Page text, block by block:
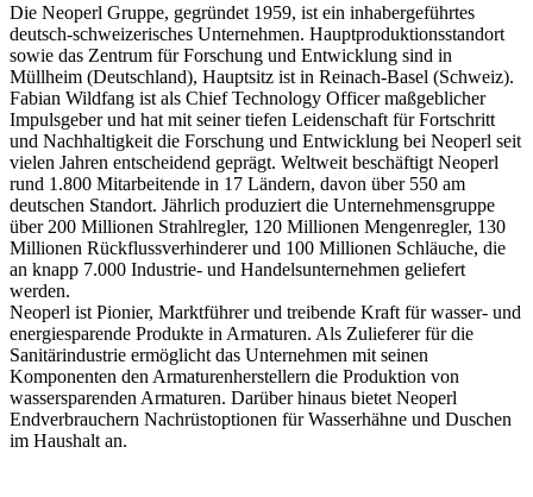
Die Neoperl Gruppe, gegründet 1959, ist ein inhabergeführtes
deutsch-schweizerisches Unternehmen. Hauptproduktionsstandort
sowie das Zentrum für Forschung und Entwicklung sind in
Müllheim (Deutschland), Hauptsitz ist in Reinach-Basel (Schweiz).
Fabian Wildfang ist als Chief Technology Officer maßgeblicher
Impulsgeber und hat mit seiner tiefen Leidenschaft für Fortschritt
und Nachhaltigkeit die Forschung und Entwicklung bei Neoperl seit
vielen Jahren entscheidend geprägt. Weltweit beschäftigt Neoperl
rund 1.800 Mitarbeitende in 17 Ländern, davon über 550 am
deutschen Standort. Jährlich produziert die Unternehmensgruppe
über 200 Millionen Strahlregler, 120 Millionen Mengenregler, 130
Millionen Rückflussverhinderer und 100 Millionen Schläuche, die
an knapp 7.000 Industrie- und Handelsunternehmen geliefert
werden.
Neoperl ist Pionier, Marktführer und treibende Kraft für wasser- und
energiesparende Produkte in Armaturen. Als Zulieferer für die
Sanitärindustrie ermöglicht das Unternehmen mit seinen
Komponenten den Armaturenherstellern die Produktion von
wassersparenden Armaturen. Darüber hinaus bietet Neoperl
Endverbrauchern Nachrüstoptionen für Wasserhähne und Duschen
im Haushalt an.